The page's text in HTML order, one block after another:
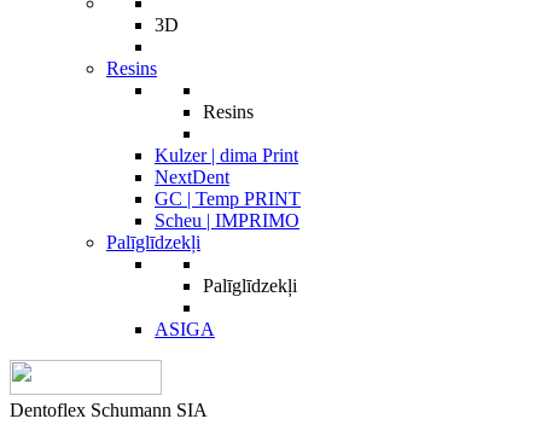
3D
Resins
Resins
Kulzer | dima Print
NextDent
GC | Temp PRINT
Scheu | IMPRIMO
Palīglīdzekļi
Palīglīdzekļi
ASIGA
Dentoflex Schumann SIA